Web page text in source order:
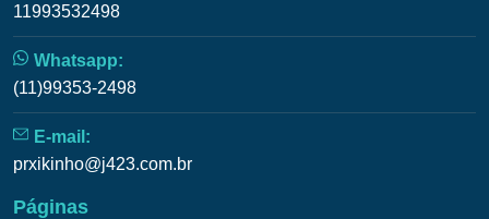
11993532498
Whatsapp:
(11)99353-2498
E-mail:
prxikinho@j423.com.br
Páginas